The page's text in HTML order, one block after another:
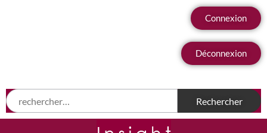
Connexion
Déconnexion